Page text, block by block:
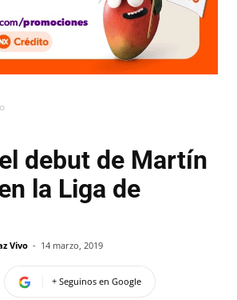
debut de Martín
la Liga de
Vivo - 14 marzo, 2019
+ Seguinos en Google